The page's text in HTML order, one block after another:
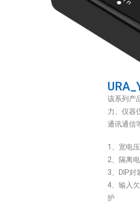
该系列产
力、仪器
通讯通信
1、宽电
2、隔离
3、DIP封
4、输入
护